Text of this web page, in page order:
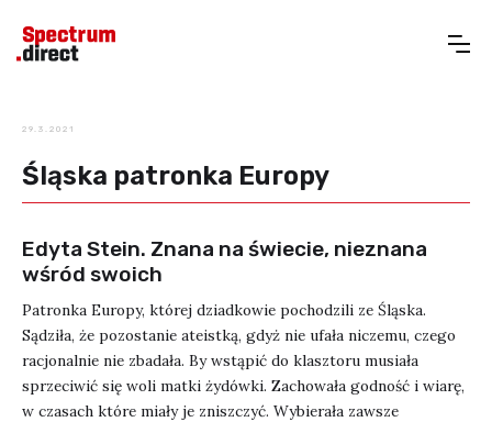
29.3.2021
Śląska patronka Europy
Edyta Stein. Znana na świecie, nieznana
wśród swoich
Patronka Europy, której dziadkowie pochodzili ze Śląska.
Sądziła, że pozostanie ateistką, gdyż nie ufała niczemu, czego
racjonalnie nie zbadała. By wstąpić do klasztoru musiała
sprzeciwić się woli matki żydówki. Zachowała godność i wiarę,
w czasach które miały je zniszczyć. Wybierała zawsze